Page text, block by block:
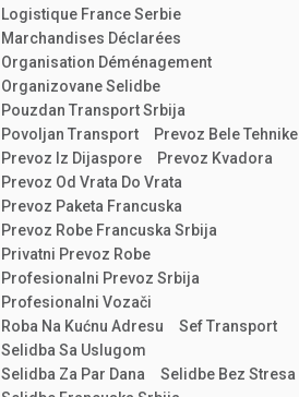
Logistique France Serbie
Marchandises Déclarées
Organisation Déménagement
Organizovane Selidbe
Pouzdan Transport Srbija
Povoljan Transport
Prevoz Bele Tehnike
Prevoz Iz Dijaspore
Prevoz Kvadora
Prevoz Od Vrata Do Vrata
Prevoz Paketa Francuska
Prevoz Robe Francuska Srbija
Privatni Prevoz Robe
Profesionalni Prevoz Srbija
Profesionalni Vozači
Roba Na Kućnu Adresu
Sef Transport
Selidba Sa Uslugom
Selidba Za Par Dana
Selidbe Bez Stresa